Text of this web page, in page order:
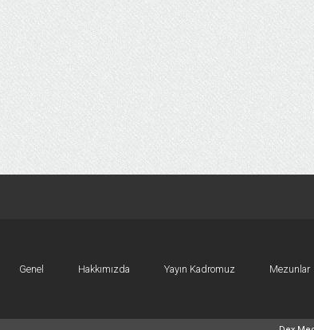
Genel Hakkımızda Yayın Kadromuz Mezunlar